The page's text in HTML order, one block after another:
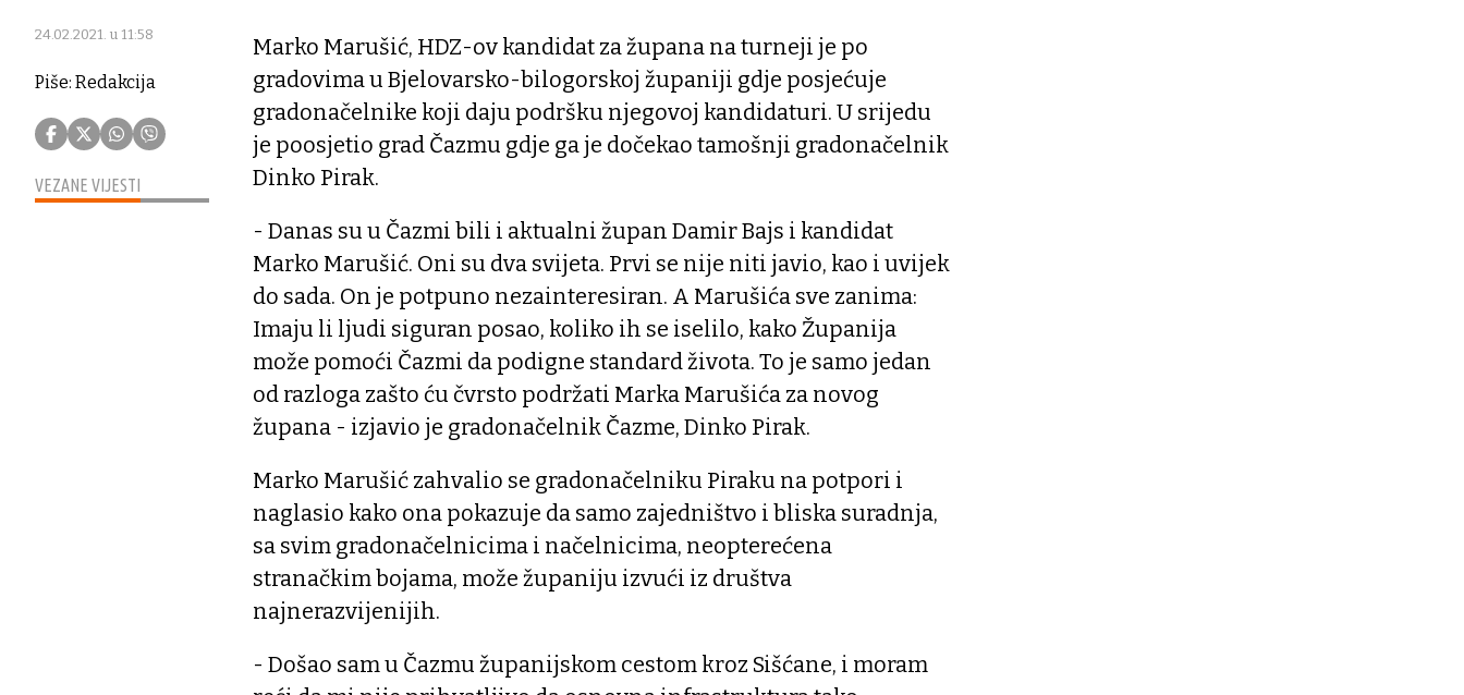
24.02.2021. u 11:58
Piše: Redakcija
VEZANE VIJESTI
Marko Marušić, HDZ-ov kandidat za župana na turneji je po
gradovima u Bjelovarsko-bilogorskoj županiji gdje posjećuje
gradonačelnike koji daju podršku njegovoj kandidaturi. U srijedu
je poosjetio grad Čazmu gdje ga je dočekao tamošnji gradonačelnik
Dinko Pirak.
- Danas su u Čazmi bili i aktualni župan Damir Bajs i kandidat
Marko Marušić. Oni su dva svijeta. Prvi se nije niti javio, kao i uvijek
do sada. On je potpuno nezainteresiran. A Marušića sve zanima:
Imaju li ljudi siguran posao, koliko ih se iselilo, kako Županija
može pomoći Čazmi da podigne standard života. To je samo jedan
od razloga zašto ću čvrsto podržati Marka Marušića za novog
župana - izjavio je gradonačelnik Čazme, Dinko Pirak.
Marko Marušić zahvalio se gradonačelniku Piraku na potpori i
naglasio kako ona pokazuje da samo zajedništvo i bliska suradnja,
sa svim gradonačelnicima i načelnicima, neopterećena
stranačkim bojama, može županiju izvući iz društva
najnerazvijenijih.
- Došao sam u Čazmu županijskom cestom kroz Sišćane, i moram